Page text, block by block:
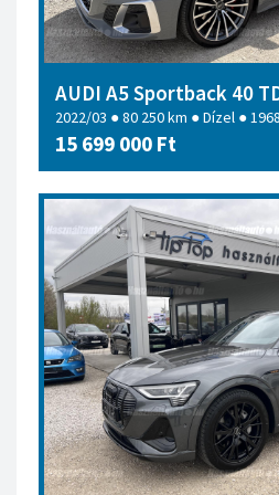
AUDI A5 Sportback 40
2022/03 ● 80 250 km ● Dízel ●
15 699 000 Ft